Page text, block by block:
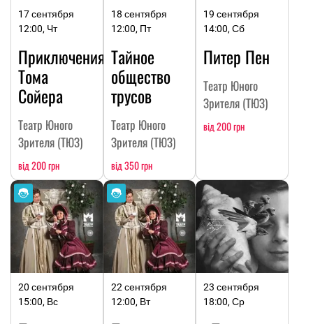
17 сентября
12:00, Чт
Приключения
Тома
Сойера
Театр Юного
Зрителя (ТЮЗ)
від 200 грн
18 сентября
12:00, Пт
Тайное
общество
трусов
Театр Юного
Зрителя (ТЮЗ)
від 350 грн
19 сентября
14:00, Сб
Питер Пен
Театр Юного
Зрителя (ТЮЗ)
від 200 грн
20 сентября
15:00, Вс
22 сентября
12:00, Вт
23 сентября
18:00, Ср